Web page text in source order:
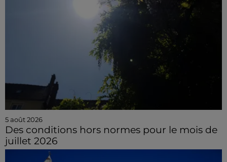
5 août 2026
Des conditions hors normes pour le mois de
juillet 2026